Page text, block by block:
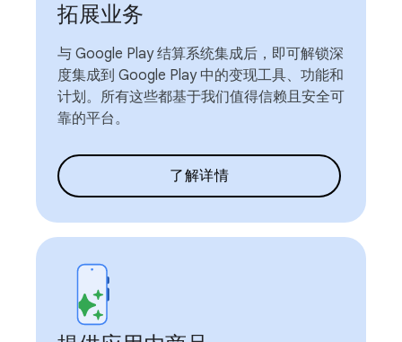
拓展业务
与 Google Play 结算系统集成后，即可解锁深
度集成到 Google Play 中的变现工具、功能和
计划。所有这些都基于我们值得信赖且安全可
靠的平台。
了解详情